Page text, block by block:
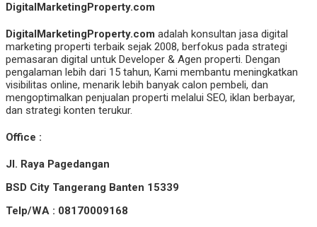
DigitalMarketingProperty.com
DigitalMarketingProperty.com adalah konsultan jasa digital
marketing properti terbaik sejak 2008, berfokus pada strategi
pemasaran digital untuk Developer & Agen properti. Dengan
pengalaman lebih dari 15 tahun, Kami membantu meningkatkan
visibilitas online, menarik lebih banyak calon pembeli, dan
mengoptimalkan penjualan properti melalui SEO, iklan berbayar,
dan strategi konten terukur.
Office :
Jl. Raya Pagedangan
BSD City Tangerang Banten 15339
Telp/WA : 08170009168